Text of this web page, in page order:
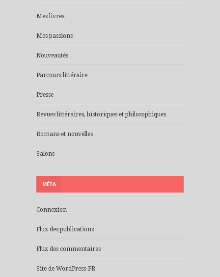
Mes livres
Mes passions
Nouveautés
Parcours littéraire
Presse
Revues littéraires, historiques et philosophiques
Romans et nouvelles
Salons
MÉTA
Connexion
Flux des publications
Flux des commentaires
Site de WordPress-FR